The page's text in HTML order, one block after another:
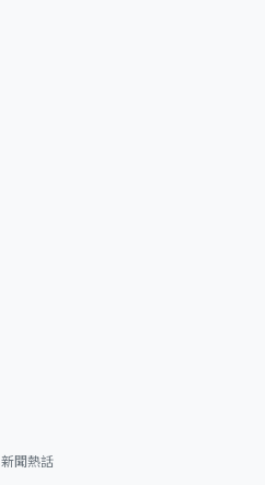
新聞熱話